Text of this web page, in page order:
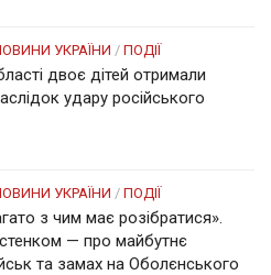
УКРАЇНИ / ПОДІЇ
двоє дітей отримали
удару російського
УКРАЇНИ / ПОДІЇ
з чим має розібратися».
— про майбутнє
та замах на Оболєнського